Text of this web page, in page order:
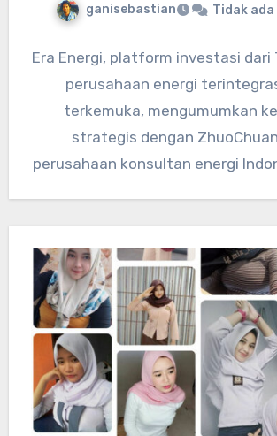
ganisebastian Tidak
Era Energi, platform investasi dari
perusahaan energi
terkemuka, mengumumkan
strategis dengan
perusahaan konsultan energi